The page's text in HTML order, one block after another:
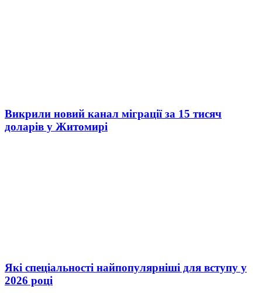
Викрили новий канал міграції за 15 тисяч
доларів у Житомирі
Які спеціальності найпопулярніші для вступу у
2026 році